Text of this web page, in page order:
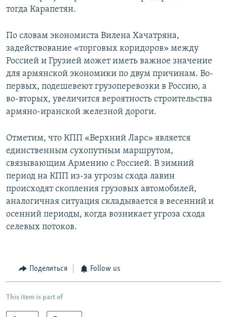
тогда Карапетян.
По словам экономиста Вилена Хачатряна,
задействование «торговых коридоров» между
Россией и Грузией может иметь важное значение
для армянской экономики по двум причинам. Во-
первых, подешевеют грузоперевозки в Россию, а
во-вторых, увеличится вероятность строительства
армяно-иранской железной дороги.
Отметим, что КПП «Верхний Ларс» является
единственным сухопутным маршрутом,
связывающим Армению с Россией. В зимний
период на КПП из-за угрозы схода лавин
происходят скопления грузовых автомобилей,
аналогичная ситуация складывается в весенний и
осенний периоды, когда возникает угроза схода
селевых потоков.
Поделиться Follow us
This item is part of